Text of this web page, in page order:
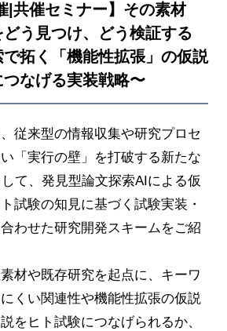
|共催セミナー】その素材
う見つけ、どう検証する
拓く「機能性拡張」の仮説
なげる実装戦略〜
従来型の情報収集や研究プロセ
「実行の壁」を打破する新たな
て、発見型論文探索AIによる仮
試験の知見に基づく試験実装・
わせた研究開発スキームをご紹
材や既存研究を起点に、キーワ
くい関連性や機能性拡張の仮説
をヒト試験につなげられるか、